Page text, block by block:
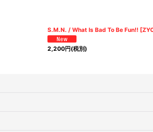
S.M.N. / What Is Bad To Be Fun!! [
2,200円(税別)